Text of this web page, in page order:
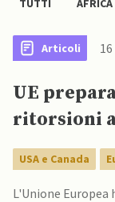
TUTTI AFRICA
Articoli
UE
ritorsioni
USA e Canada
L'Unione